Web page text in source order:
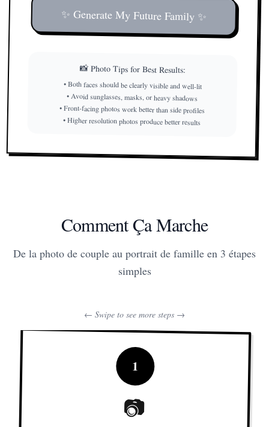
✨ Generate My Future Family ✨
📸 Photo Tips for Best Results:
• Both faces should be clearly visible and well-lit
• Avoid sunglasses, masks, or heavy shadows
• Front-facing photos work better than side profiles
• Higher resolution photos produce better results
Comment Ça Marche
De la photo de couple au portrait de famille en 3 étapes
simples
← Swipe to see more steps →
1
📷